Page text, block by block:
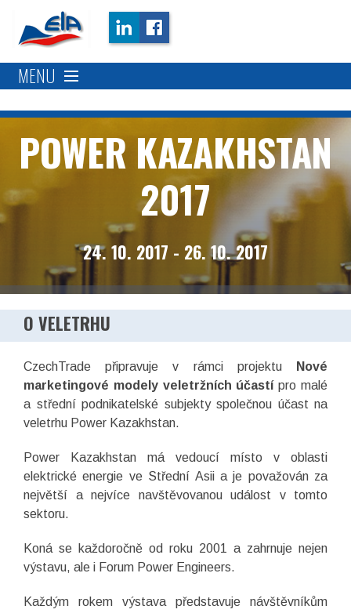
MENU
O veletrhu
Možnosti prezentace
Ke stažení
POWER KAZAKHSTAN
2017
24. 10. 2017 - 26. 10. 2017
O VELETRHU
CzechTrade připravuje v rámci projektu
Nové
marketingové modely veletržních účastípro malé
a střední podnikatelské subjekty společnou účast na
veletrhu Power Kazakhstan.
Power Kazakhstan má vedoucí místo v oblasti
elektrické energie ve Střední Asii a je považován za
největší a nejvíce navštěvovanou událost v tomto
sektoru.
Koná se každoročně od roku 2001 a zahrnuje nejen
výstavu, ale i Forum Power Engineers.
Každým rokem výstava představuje návštěvníkům